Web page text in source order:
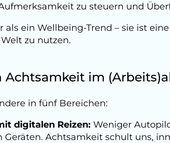
zu steuern und
ein Wellbeing-Trend – sie ist
zu nutzen.
im
in fünf Bereichen:
digitalen Reizen: Weniger
Geräten. Achtsamkeit schult uns,